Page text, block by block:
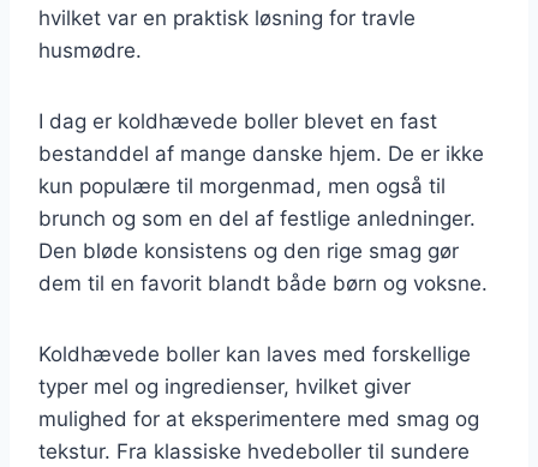
hvilket var en praktisk løsning for travle
husmødre.
I dag er koldhævede boller blevet en fast
bestanddel af mange danske hjem. De er ikke
kun populære til morgenmad, men også til
brunch og som en del af festlige anledninger.
Den bløde konsistens og den rige smag gør
dem til en favorit blandt både børn og voksne.
Koldhævede boller kan laves med forskellige
typer mel og ingredienser, hvilket giver
mulighed for at eksperimentere med smag og
tekstur. Fra klassiske hvedeboller til sundere